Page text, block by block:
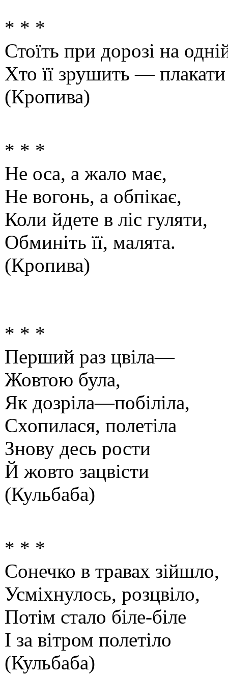
* * *
Стоїть при дорозі на
Хто її зрушить —
(Кропива)
* * *
Не оса, а жало має,
Не вогонь, а обпікає,
Коли йдете в ліс гуляти,
Обминіть її, малята.
(Кропива)
* * *
Перший раз цвіла—
Жовтою була,
Як дозріла—побіліла,
Схопилася, полетіла
Знову десь рости
Й жовто зацвісти
(Кульбаба)
* * *
Сонечко в травах зійшло,
Усміхнулось, розцвіло,
Потім стало біле-біле
І за вітром полетіло
(Кульбаба)